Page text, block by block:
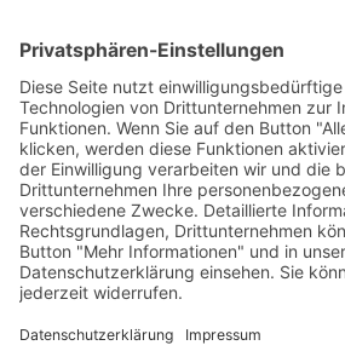
Kontakt
Shop
Mein Konto
Warenkorb
Kasse
Vertrag widerrufen